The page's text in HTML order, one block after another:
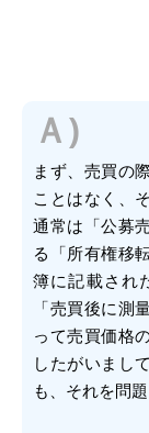
Ａ)
まず、売買の
ことはなく、
通常は「公募
る「所有権移
簿に記載され
「売買後に測
って売買価格
したがいまし
も、それを問